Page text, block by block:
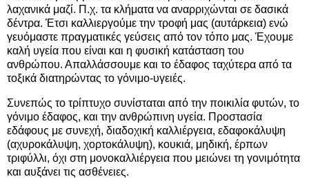
λαχανικά μαζί. Π.χ. τα κλήματα να αναρριχώνται σε δασικά
δέντρα. Έτσι καλλιεργούμε την τροφή μας (αυτάρκεια) ενώ
γευόμαστε πραγματικές γεύσεις από τον τόπο μας. Έχουμε
καλή υγεία που είναι και η φυσική κατάσταση του
ανθρώπου. Απαλλάσσουμε και το έδαφος ταχύτερα από τα
τοξικά διατηρώντας το γόνιμο-υγειές.
Συνεπώς το τρίπτυχο συνίσταται από την ποικιλία φυτών, το
γόνιμο έδαφος, και την ανθρώπινη υγεία. Προστασία
εδάφους με συνεχή, διαδοχική καλλιέργεια, εδαφοκάλυψη
(αχυροκάλυψη, χορτοκάλυψη), κουκιά, μηδική, έρπων
τριφύλλι, όχι στη μονοκαλλιέργεια που μειώνει τη γονιμότητα
και αυξάνει τις ασθένειες.